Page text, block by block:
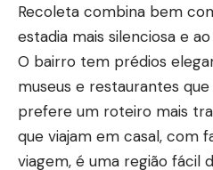
Recoleta combina bem
estadia mais silenciosa e
O bairro tem prédios
museus e restaurantes
prefere um roteiro mais
que viajam em casal, com
viagem, é uma região fácil